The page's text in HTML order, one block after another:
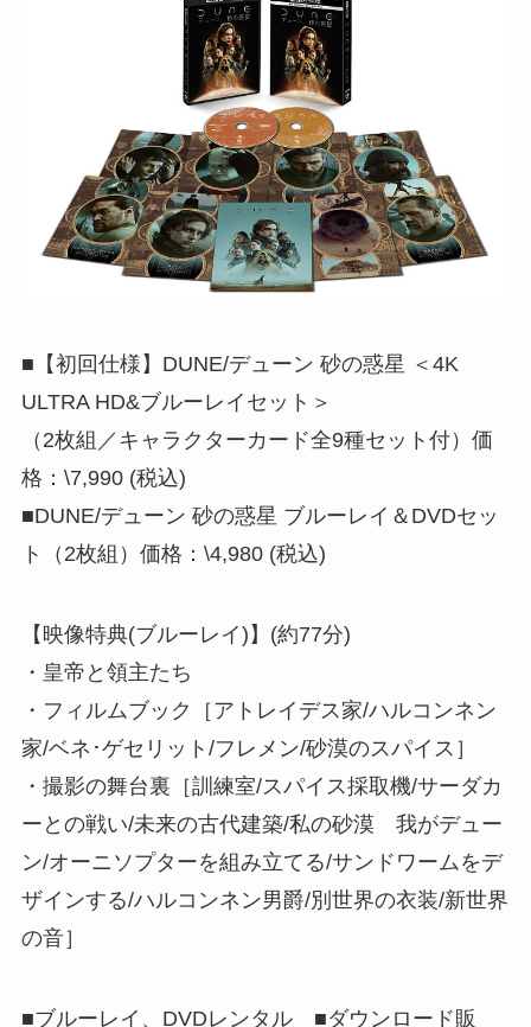
■【初回仕様】DUNE/デューン 砂の惑星 ＜4K
ULTRA HD&ブルーレイセット＞
（2枚組／キャラクターカード全9種セット付）価
格：\7,990 (税込)
■DUNE/デューン 砂の惑星 ブルーレイ＆DVDセッ
ト（2枚組）価格：\4,980 (税込)
【映像特典(ブルーレイ)】(約77分)
・皇帝と領主たち
・フィルムブック［アトレイデス家/ハルコンネン
家/ベネ･ゲセリット/フレメン/砂漠のスパイス］
・撮影の舞台裏［訓練室/スパイス採取機/サーダカ
ーとの戦い/未来の古代建築/私の砂漠 我がデュー
ン/オーニソプターを組み立てる/サンドワームをデ
ザインする/ハルコンネン男爵/別世界の衣装/新世界
の音］
■ブルーレイ、DVDレンタル ■ダウンロード販